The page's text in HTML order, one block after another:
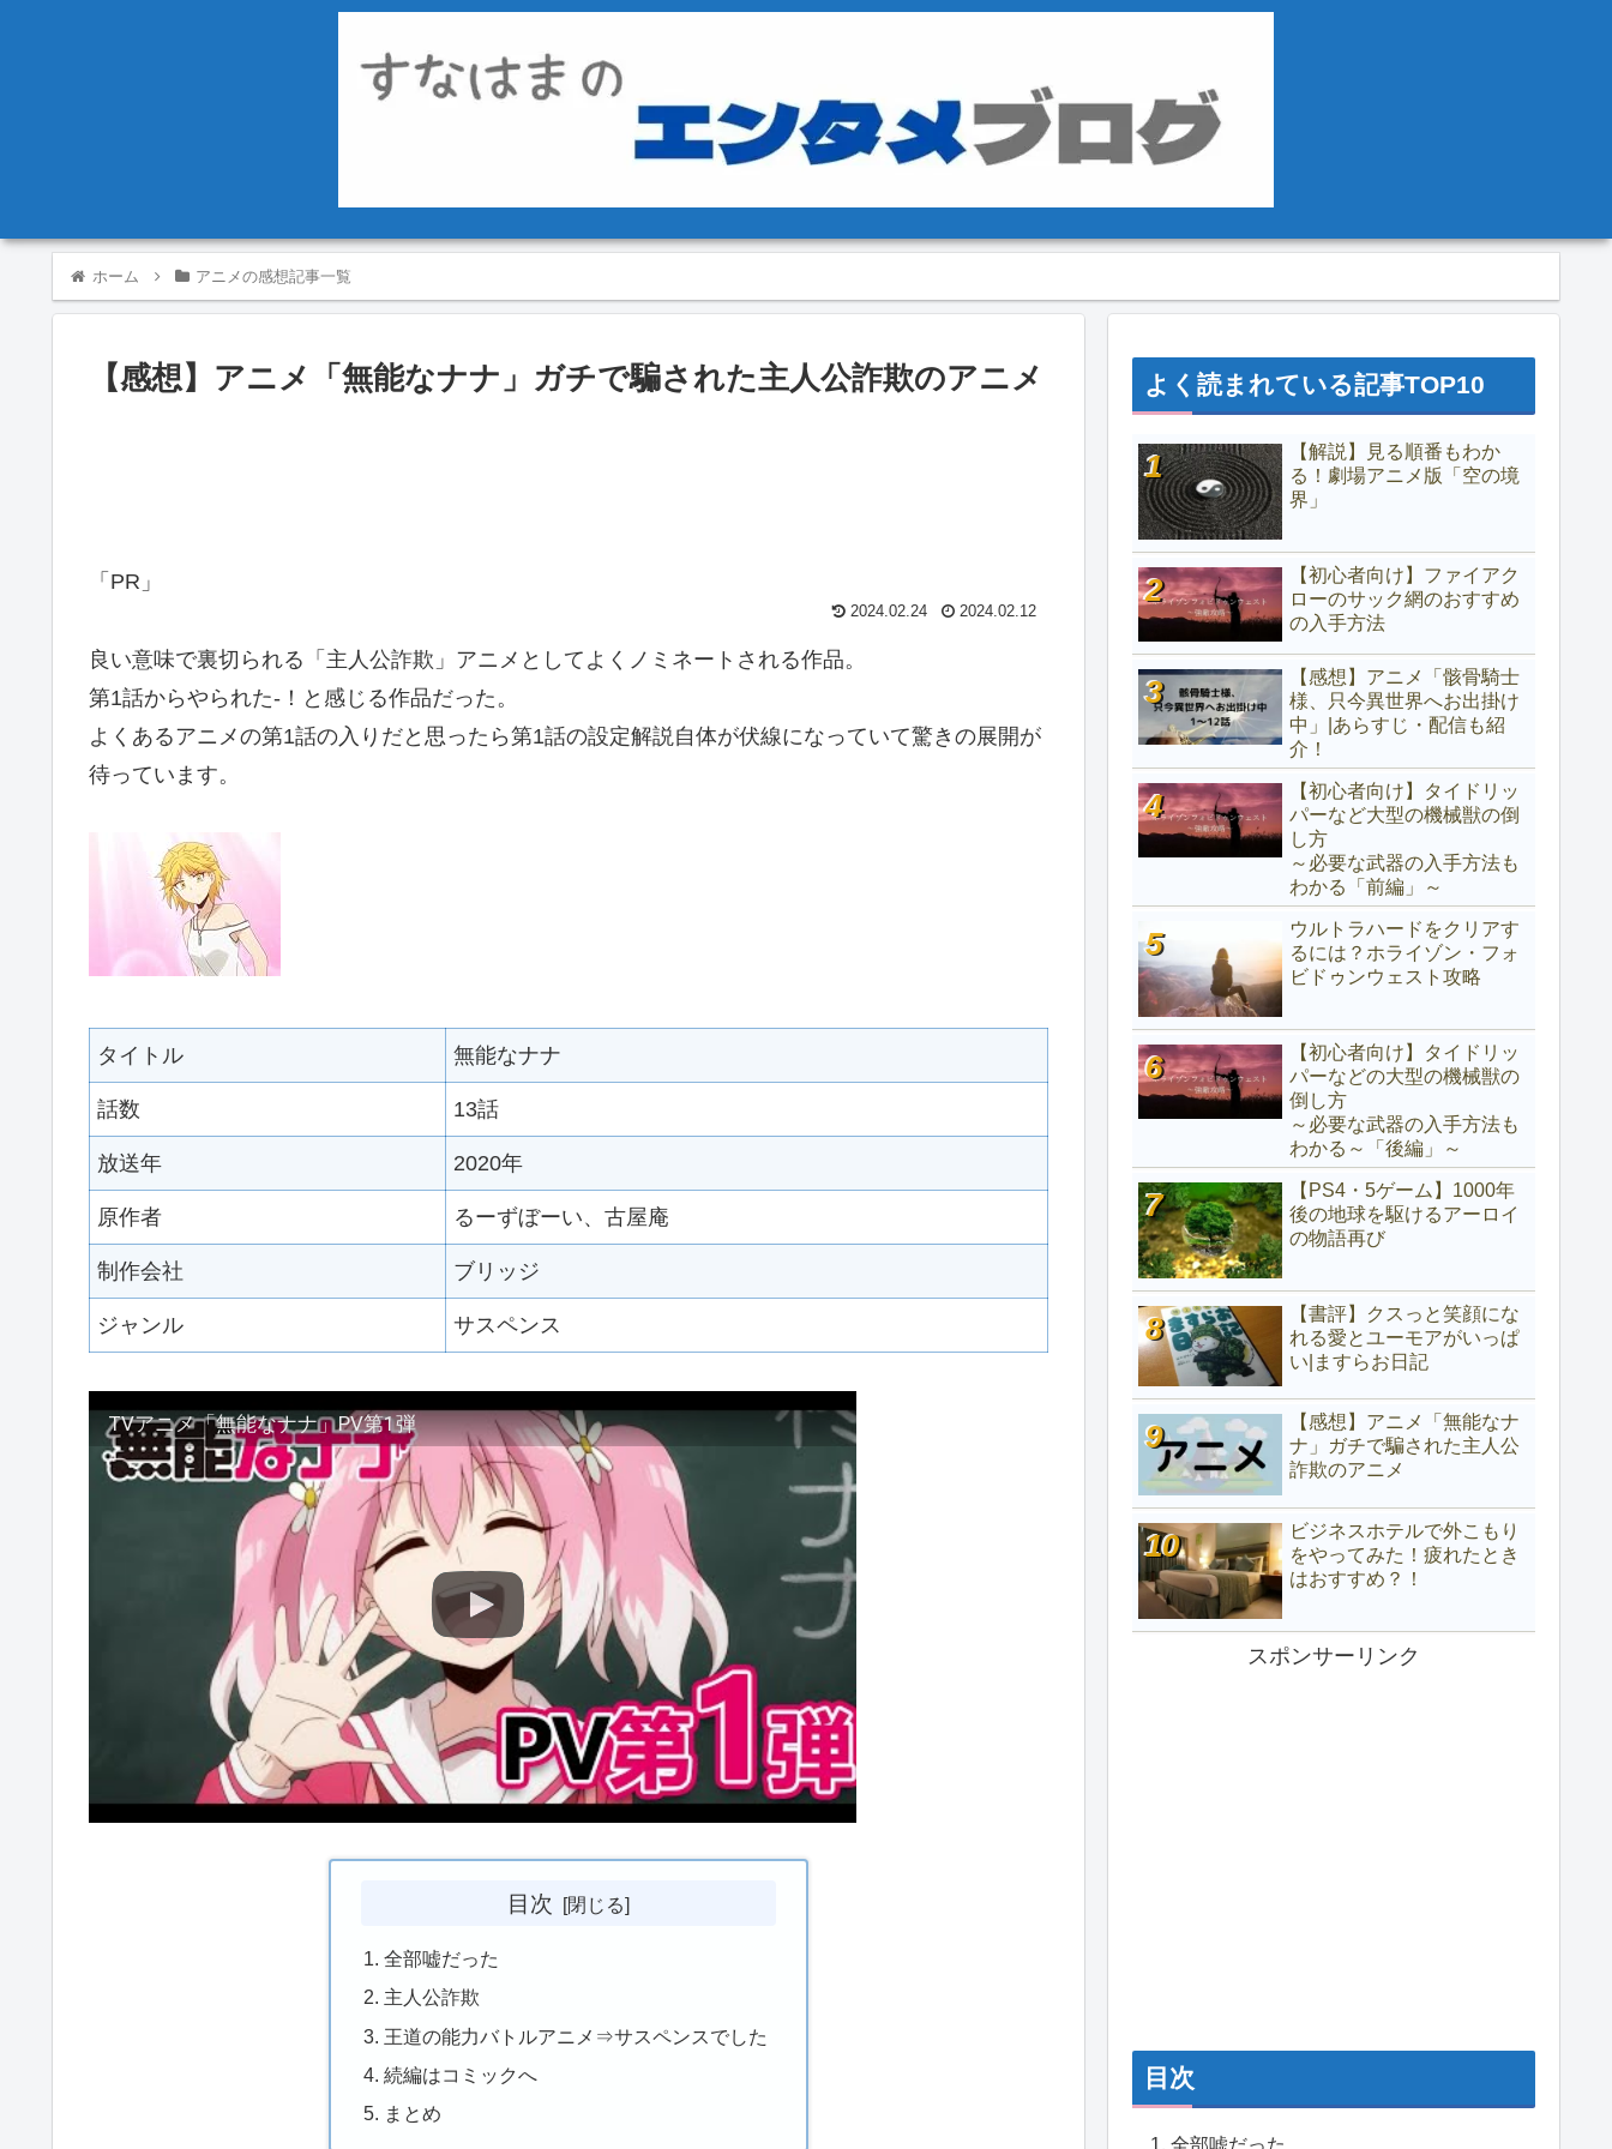
ホーム アニメの感想記事一覧
【感想】アニメ「無能なナナ」ガチで騙された主人公詐欺のアニメ
「PR」
2024.02.24 2024.02.12
良い意味で裏切られる「主人公詐欺」アニメとしてよくノミネートされる作品。
第1話からやられた-！と感じる作品だった。
よくあるアニメの第1話の入りだと思ったら第1話の設定解説自体が伏線になっていて驚きの展開が
待っています。
タイトル 無能なナナ
話数 13話
放送年 2020年
原作者 るーずぼーい、古屋庵
制作会社 ブリッジ
ジャンル サスペンス
TVアニメ「無能なナナ」PV第1弾
目次
全部嘘だった
主人公詐欺
王道の能力バトルアニメ⇒サスペンスでした
続編はコミックへ
まとめ
よく読まれている記事TOP10
【解説】見る順番もわか
る！劇場アニメ版「空の境
界」
【初心者向け】ファイアク
ローのサック網のおすすめ
の入手方法
【感想】アニメ「骸骨騎士
様、只今異世界へお出掛け
中」|あらすじ・配信も紹
介！
【初心者向け】タイドリッ
パーなど大型の機械獣の倒
し方
～必要な武器の入手方法も
わかる「前編」～
ウルトラハードをクリアす
るには？ホライゾン・フォ
ビドゥンウェスト攻略
【初心者向け】タイドリッ
パーなどの大型の機械獣の
倒し方
～必要な武器の入手方法も
わかる～「後編」～
【PS4・5ゲーム】1000年
後の地球を駆けるアーロイ
の物語再び
【書評】クスっと笑顔にな
れる愛とユーモアがいっぱ
い|ますらお日記
【感想】アニメ「無能なナ
ナ」ガチで騙された主人公
詐欺のアニメ
ビジネスホテルで外こもり
をやってみた！疲れたとき
はおすすめ？！
スポンサーリンク
目次
全部嘘だった